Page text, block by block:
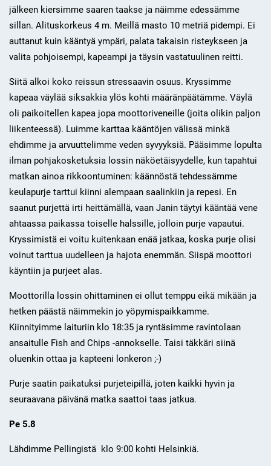
jälkeen kiersimme saaren taakse ja näimme edessämme
sillan. Alituskorkeus 4 m. Meillä masto 10 metriä pidempi. Ei
auttanut kuin kääntyä ympäri, palata takaisin risteykseen ja
valita pohjoisempi, kapeampi ja täysin vastatuulinen reitti.
Siitä alkoi koko reissun stressaavin osuus. Kryssimme
kapeaa väylää siksakkia ylös kohti määränpäätämme. Väylä
oli paikoitellen kapea jopa moottoriveneille (joita olikin paljon
liikenteessä). Luimme karttaa kääntöjen välissä minkä
ehdimme ja arvuuttelimme veden syvyyksiä. Pääsimme lopulta
ilman pohjakosketuksia lossin näköetäisyydelle, kun tapahtui
matkan ainoa rikkoontuminen: käännöstä tehdessämme
keulapurje tarttui kiinni alempaan saalinkiin ja repesi. En
saanut purjettä irti heittämällä, vaan Janin täytyi kääntää vene
ahtaassa paikassa toiselle halssille, jolloin purje vapautui.
Kryssimistä ei voitu kuitenkaan enää jatkaa, koska purje olisi
voinut tarttua uudelleen ja hajota enemmän. Siispä moottori
käyntiin ja purjeet alas.
Moottorilla lossin ohittaminen ei ollut temppu eikä mikään ja
hetken päästä näimmekin jo yöpymispaikkamme.
Kiinnityimme laituriin klo 18:35 ja ryntäsimme ravintolaan
ansaitulle Fish and Chips -annokselle. Taisi täkkäri siinä
oluenkin ottaa ja kapteeni lonkeron ;-)
Purje saatin paikatuksi purjeteipillä, joten kaikki hyvin ja
seuraavana päivänä matka saattoi taas jatkua.
Pe 5.8
Lähdimme Pellingistä klo 9:00 kohti Helsinkiä.